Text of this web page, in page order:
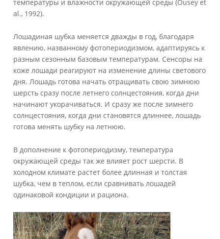
температуры и влажности окружающей среды (Ousey et
al., 1992).
Лошадиная шубка меняется дважды в год, благодаря
явлению, названному фотопериодизмом, адаптируясь к
разным сезонным базовым температурам. Сенсоры на
коже лошади реагируют на изменение длины светового
дня. Лошадь готова начать отращивать свою зимнюю
шерсть сразу после летнего солнцестояния, когда дни
начинают укорачиваться. И сразу же после зимнего
солнцестояния, когда дни становятся длиннее, лошадь
готова менять шубку на летнюю.
В дополнение к фотопериодизму, температура
окружающей среды так же влияет рост шерсти. В
холодном климате растет более длинная и толстая
шубка, чем в теплом, если сравнивать лошадей
одинаковой кондиции и рациона.